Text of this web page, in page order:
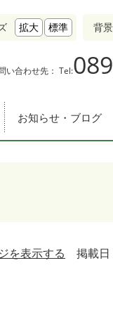
拡大 標準 背
い合わせ先：
お知らせ・ブログ
を表示する 掲載